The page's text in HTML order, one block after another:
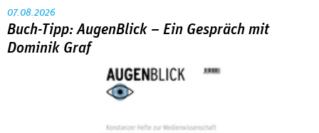
07.08.2026
Buch-Tipp: AugenBlick – Ein Gespräch mit
Dominik Graf